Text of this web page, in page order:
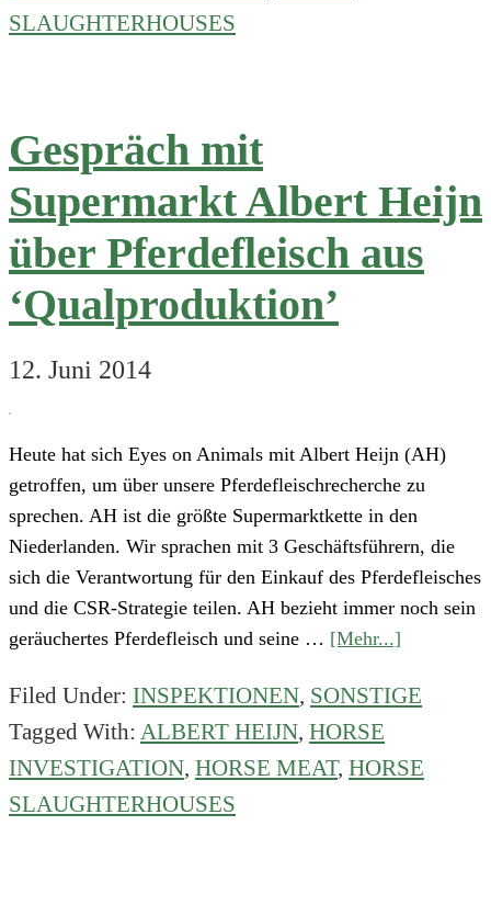
Importe
SLAUGHTERHOUSES
Gespräch mit
Supermarkt Albert Heijn
über Pferdefleisch aus
‘Qualproduktion’
12. Juni 2014
Heute hat sich Eyes on Animals mit Albert Heijn (AH)
getroffen, um über unsere Pferdefleischrecherche zu
sprechen. AH ist die größte Supermarktkette in den
Niederlanden. Wir sprachen mit 3 Geschäftsführern, die
sich die Verantwortung für den Einkauf des Pferdefleisches
und die CSR-Strategie teilen. AH bezieht immer noch sein
geräuchertes Pferdefleisch und seine … [Mehr...]
mit
Albert
Filed Under: INSPEKTIONEN, SONSTIGE
Tagged With: ALBERT HEIJN, HORSE
INVESTIGATION, HORSE MEAT, HORSE
SLAUGHTERHOUSES